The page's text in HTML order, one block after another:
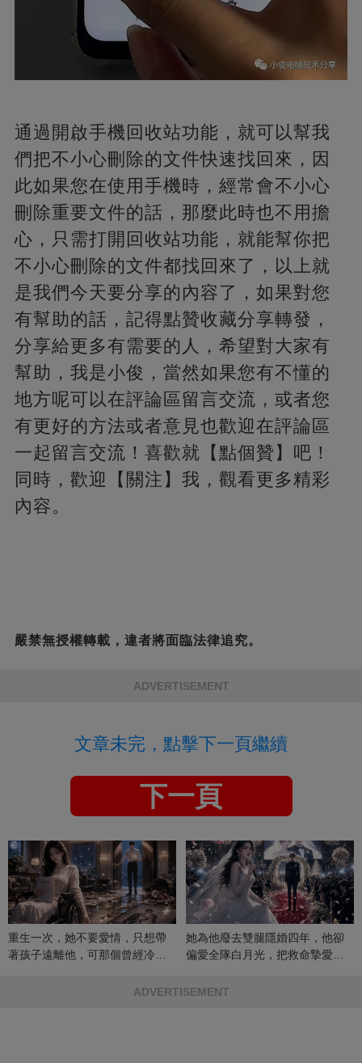
通過開啟手機回收站功能，就可以幫我
們把不小心刪除的文件快速找回來，因
此如果您在使用手機時，經常會不小心
刪除重要文件的話，那麼此時也不用擔
心，只需打開回收站功能，就能幫你把
不小心刪除的文件都找回來了，以上就
是我們今天要分享的內容了，如果對您
有幫助的話，記得點贊收藏分享轉發，
分享給更多有需要的人，希望對大家有
幫助，我是小俊，當然如果您有不懂的
地方呢可以在評論區留言交流，或者您
有更好的方法或者意見也歡迎在評論區
一起留言交流！喜歡就【點個贊】吧！
同時，歡迎【關注】我，觀看更多精彩
內容。
嚴禁無授權轉載，違者將面臨法律追究。
ADVERTISEMENT
文章未完，點擊下一頁繼續
下一頁
重生一次，她不要愛情，只想帶
著孩子遠離他，可那個曾經冷漠
她為他廢去雙腿隱婚四年，他卻
偏愛全隊白月光，把救命摯愛當
ADVERTISEMENT